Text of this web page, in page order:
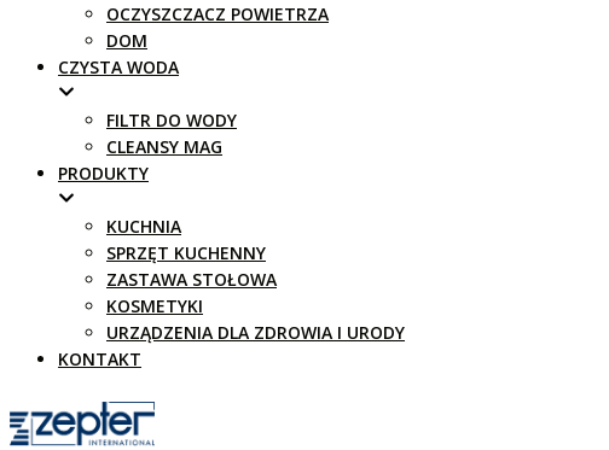
OCZYSZCZACZ POWIETRZA
DOM
CZYSTA WODA
FILTR DO WODY
CLEANSY MAG
PRODUKTY
KUCHNIA
SPRZĘT KUCHENNY
ZASTAWA STOŁOWA
KOSMETYKI
URZĄDZENIA DLA ZDROWIA I URODY
KONTAKT